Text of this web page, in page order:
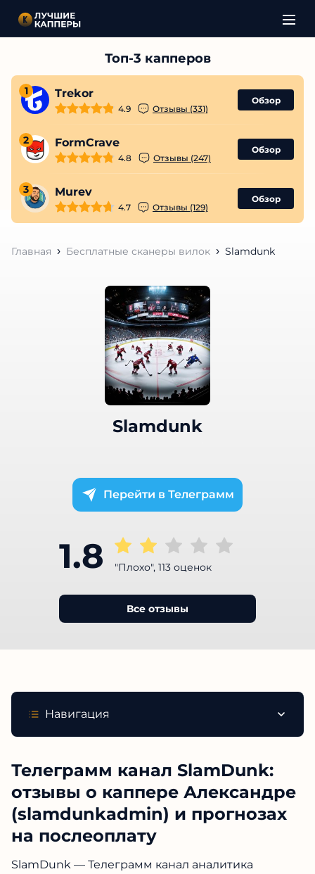
1 Trekor
4.9 Отзывы (331)
Обзор
2 FormCrave
4.8 Отзывы (247)
Обзор
3 Murev
4.7 Отзывы (129)
Обзор
Главная Бесплатные сканеры вилок Slamdunk
Slamdunk
Телеграмм
1.8 "Плохо", 113 оценок
Все отзывы
Навигация
Телеграмм канал SlamDunk:
отзывы о каппере Александре
(slamdunkadmin) и прогнозах
на послеоплату
SlamDunk — Телеграмм канал аналитика